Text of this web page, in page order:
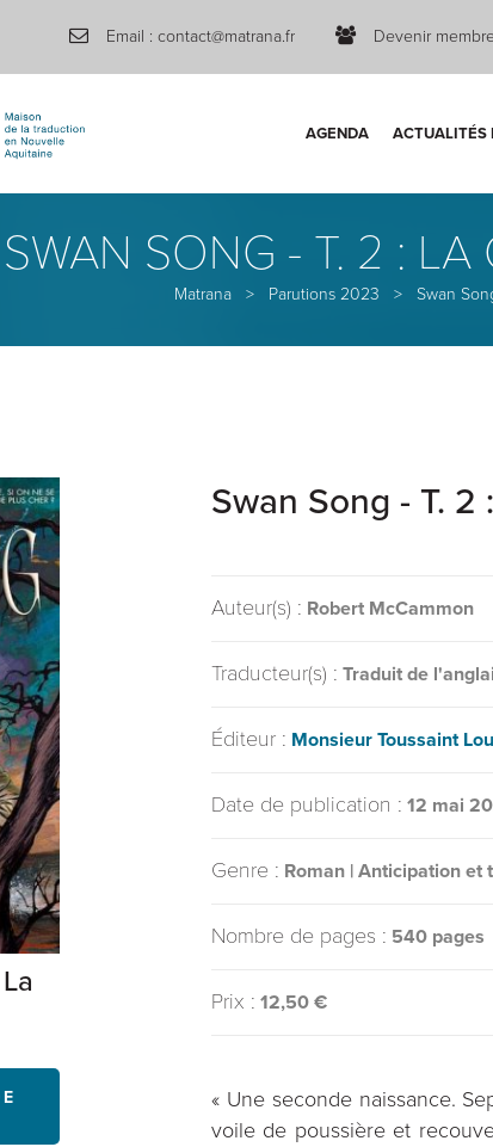
Email : contact@matrana.fr Devenir membre
AGENDA ACTUALITÉS
SWAN SONG - T. 2 : LA
Matrana> Parutions 2023 > Swan
Swan Song - T.
Auteur(s) : Robert McCammon
Traducteur(s) : Traduit de
Éditeur : Monsieur Toussaint
Date de publication : 12 mai
Genre : Roman | Anticipation et
Nombre de pages : 540 pages
Prix : 12,50 €
« Une seconde naissance.
voile de poussière et